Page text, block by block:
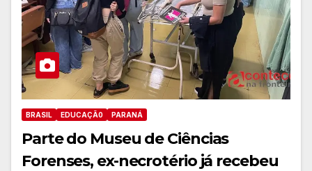
BRASIL EDUCAÇÃ0 PARANÁ
Parte do Museu de Ciências
Forenses, ex-necrotério já recebeu